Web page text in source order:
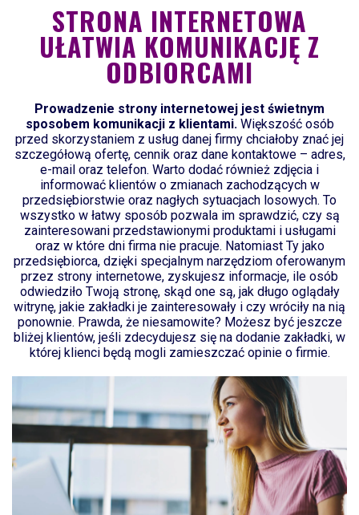
STRONA INTERNETOWA
UŁATWIA KOMUNIKACJĘ Z
ODBIORCAMI
Prowadzenie strony internetowej jest świetnym
sposobem komunikacji z klientami. Większość osób
przed skorzystaniem z usług danej firmy chciałoby znać jej
szczegółową ofertę, cennik oraz dane kontaktowe – adres,
e-mail oraz telefon. Warto dodać również zdjęcia i
informować klientów o zmianach zachodzących w
przedsiębiorstwie oraz nagłych sytuacjach losowych. To
wszystko w łatwy sposób pozwala im sprawdzić, czy są
zainteresowani przedstawionymi produktami i usługami
oraz w które dni firma nie pracuje. Natomiast Ty jako
przedsiębiorca, dzięki specjalnym narzędziom oferowanym
przez strony internetowe, zyskujesz informacje, ile osób
odwiedziło Twoją stronę, skąd one są, jak długo oglądały
witrynę, jakie zakładki je zainteresowały i czy wróciły na nią
ponownie. Prawda, że niesamowite? Możesz być jeszcze
bliżej klientów, jeśli zdecydujesz się na dodanie zakładki, w
której klienci będą mogli zamieszczać opinie o firmie.